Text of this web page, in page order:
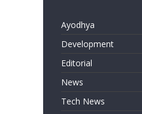
Ayodhya
Development
Editorial
News
Tech News